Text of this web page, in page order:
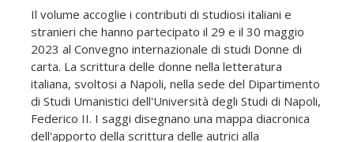
Il volume accoglie i contributi di studiosi italiani e
stranieri che hanno partecipato il 29 e il 30 maggio
2023 al Convegno internazionale di studi Donne di
carta. La scrittura delle donne nella letteratura
italiana, svoltosi a Napoli, nella sede del Dipartimento
di Studi Umanistici dell'Università degli Studi di Napoli,
Federico II. I saggi disegnano una mappa diacronica
dell'apporto della scrittura delle autrici alla